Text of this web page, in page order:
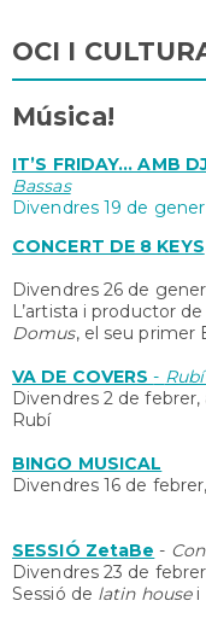
OCI I
Música!
IT’S FRIDAY... AMB
Bassas
Divendres 19 de
CONCERT DE 8 KEYS
Divendres 26 de
L’artista i productor
Domus, el seu primer
VA DE COVERS-
Divendres 2 de
Rubí
BINGO MUSICAL
Divendres 16 de
SESSIÓ ZetaBe -
Divendres 23 de
Sessió de latin housei